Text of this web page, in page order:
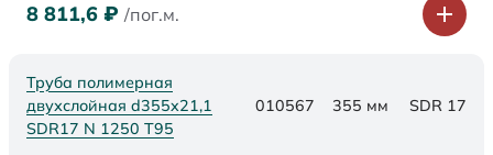
8 811,6 ₽ /пог.м.
Труба полимерная
двухслойная d355x21,1
SDR17 N 1250 Т95
010567 355 мм SDR 17